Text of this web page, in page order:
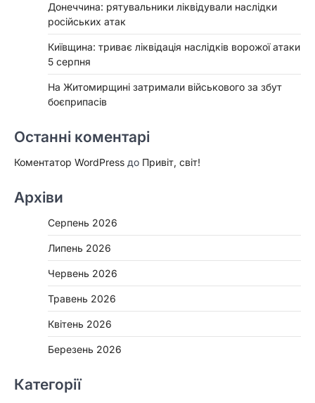
Донеччина: рятувальники ліквідували наслідки
російських атак
Київщина: триває ліквідація наслідків ворожої атаки
5 серпня
На Житомирщині затримали військового за збут
боєприпасів
Останні коментарі
Коментатор WordPress до Привіт, світ!
Архіви
Серпень 2026
Липень 2026
Червень 2026
Травень 2026
Квітень 2026
Березень 2026
Категорії